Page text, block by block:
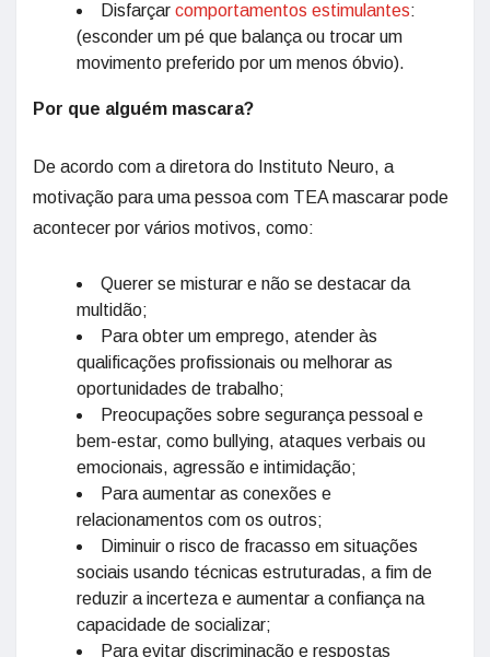
Disfarçar comportamentos estimulantes:
(esconder um pé que balança ou trocar um
movimento preferido por um menos óbvio).
Por que alguém mascara?
De acordo com a diretora do Instituto Neuro, a
motivação para uma pessoa com TEA mascarar pode
acontecer por vários motivos, como:
Querer se misturar e não se destacar da
multidão;
Para obter um emprego, atender às
qualificações profissionais ou melhorar as
oportunidades de trabalho;
Preocupações sobre segurança pessoal e
bem-estar, como bullying, ataques verbais ou
emocionais, agressão e intimidação;
Para aumentar as conexões e
relacionamentos com os outros;
Diminuir o risco de fracasso em situações
sociais usando técnicas estruturadas, a fim de
reduzir a incerteza e aumentar a confiança na
capacidade de socializar;
Para evitar discriminação e respostas